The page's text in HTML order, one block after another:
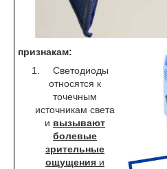
признакам:
Светодиоды
относятся к
точечным
источникам света
и вызывают
болевые
зрительные
ощущения и